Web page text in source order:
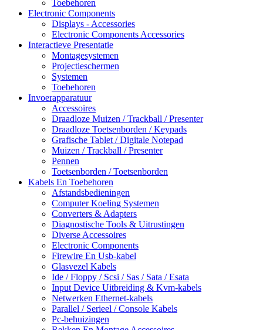
Toebehoren
Electronic Components
Displays - Accessories
Electronic Components Accessories
Interactieve Presentatie
Montagesystemen
Projectieschermen
Systemen
Toebehoren
Invoerapparatuur
Accessoires
Draadloze Muizen / Trackball / Presenter
Draadloze Toetsenborden / Keypads
Grafische Tablet / Digitale Notepad
Muizen / Trackball / Presenter
Pennen
Toetsenborden / Toetsenborden
Kabels En Toebehoren
Afstandsbedieningen
Computer Koeling Systemen
Converters & Adapters
Diagnostische Tools & Uitrustingen
Diverse Accessoires
Electronic Components
Firewire En Usb-kabel
Glasvezel Kabels
Ide / Floppy / Scsi / Sas / Sata / Esata
Input Device Uitbreiding & Kvm-kabels
Netwerken Ethernet-kabels
Parallel / Serieel / Console Kabels
Pc-behuizingen